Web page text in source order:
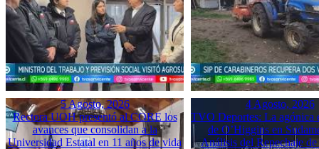
5 Agosto, 2026
Rectora UOH presentó al CORE los
avances que consolidan a la
Universidad Estatal en 11 años de vida
4 Agosto, 2026
TVO Deportes: La agónica
de O’Higgins en
Análisis del Repechaje de